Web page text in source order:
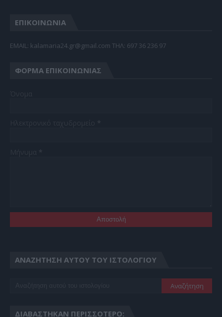
ΕΠΙΚΟΙΝΩΝΙΑ
EMAIL: kalamaria24.gr@gmail.com TΗΛ: 697 36 236 97
ΦΌΡΜΑ ΕΠΙΚΟΙΝΩΝΊΑΣ
ΑΝΑΖΉΤΗΣΗ ΑΥΤΟΎ ΤΟΥ ΙΣΤΟΛΟΓΊΟΥ
ΔΙΑΒΆΣΤΗΚΑΝ ΠΕΡΙΣΣΌΤΕΡΟ: